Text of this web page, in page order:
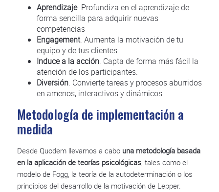
Aprendizaje. Profundiza en el aprendizaje de
forma sencilla para adquirir nuevas
competencias
Engagement. Aumenta la motivación de tu
equipo y de tus clientes
Induce a la acción. Capta de forma más fácil la
atención de los participantes.
Diversión. Convierte tareas y procesos aburridos
en amenos, interactivos y dinámicos
Metodología de implementación a
medida
Desde Quodem llevamos a cabo una metodología basada
en la aplicación de teorías psicológicas , tales como el
modelo de Fogg, la teoría de la autodeterminación o los
principios del desarrollo de la motivación de Lepper.